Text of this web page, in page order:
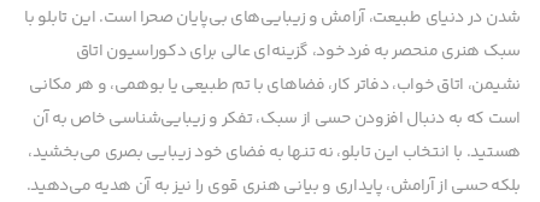
شدن در دنیای طبیعت، آرامش و زیبایی‌های بی‌پایان صحرا است. این تابلو با
سبک هنری منحصر به فرد خود، گزینه‌ای عالی برای دکوراسیون اتاق
نشیمن، اتاق خواب، دفاتر کار، فضاهای با تم طبیعی یا بوهمی، و هر مکانی
است که به دنبال افزودن حسی از سبک، تفکر و زیبایی‌شناسی خاص به آن
هستید. با انتخاب این تابلو، نه تنها به فضای خود زیبایی بصری می‌بخشید،
بلکه حسی از آرامش، پایداری و بیانی هنری قوی را نیز به آن هدیه می‌دهید.